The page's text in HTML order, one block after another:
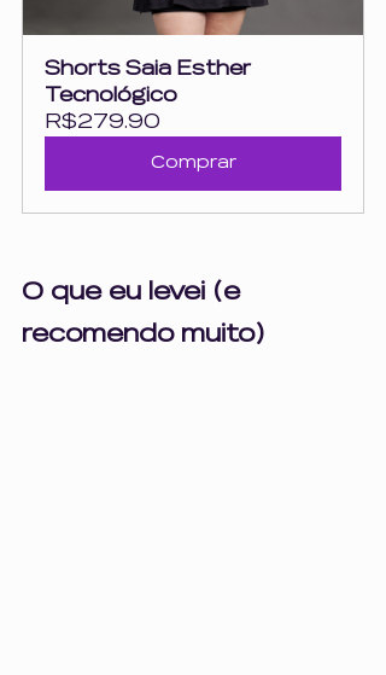
Shorts Saia Esther
Tecnológico
R$279.90
Comprar
O que eu levei (e
recomendo muito)